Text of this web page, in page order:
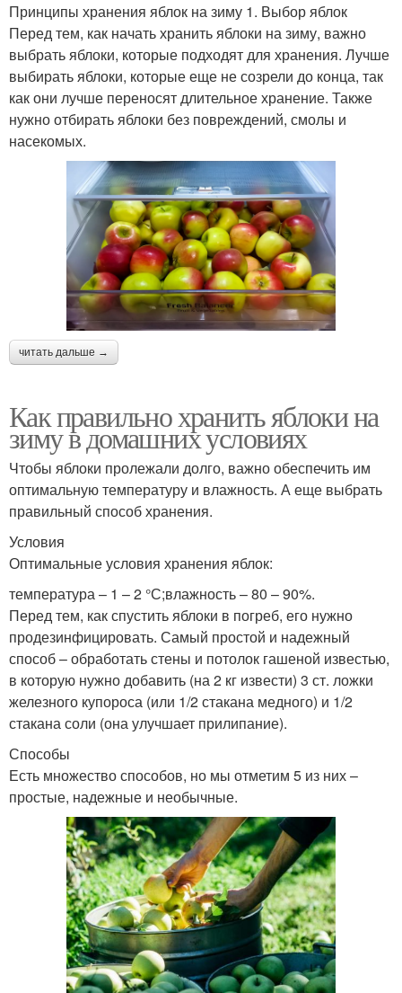
Принципы хранения яблок на зиму 1. Выбор яблок
Перед тем, как начать хранить яблоки на зиму, важно
выбрать яблоки, которые подходят для хранения. Лучше
выбирать яблоки, которые еще не созрели до конца, так
как они лучше переносят длительное хранение. Также
нужно отбирать яблоки без повреждений, смолы и
насекомых.
читать дальше →
Как правильно хранить яблоки на
зиму в домашних условиях
Чтобы яблоки пролежали долго, важно обеспечить им
оптимальную температуру и влажность. А еще выбрать
правильный способ хранения.
Условия
Оптимальные условия хранения яблок:
температура – 1 – 2 °С;влажность – 80 – 90%.
Перед тем, как спустить яблоки в погреб, его нужно
продезинфицировать. Самый простой и надежный
способ – обработать стены и потолок гашеной известью,
в которую нужно добавить (на 2 кг извести) 3 ст. ложки
железного купороса (или 1/2 стакана медного) и 1/2
стакана соли (она улучшает прилипание).
Способы
Есть множество способов, но мы отметим 5 из них –
простые, надежные и необычные.